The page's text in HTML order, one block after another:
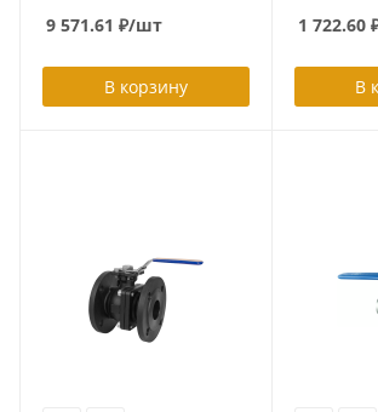
F03/F04
9 571.61 ₽/шт
В корзину
PN63, тип
сварка/
1 722.60
В